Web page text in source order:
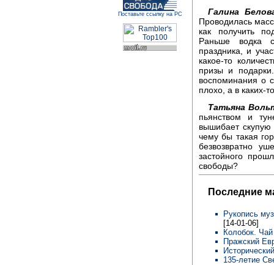
Поставьте ссылку на РС
Галина
Проводилась
как получить
Раньше водка
праздника, и
какое-то
призы и
воспоминания о
плохо, а в каких-
Татьяна
пьянством и
вышибает скупую
чему бы такая
безвозвратно
застойного
свободы?
Последние
Рукопись
[14-01-06]
Колобок.
Пражский
135-летие